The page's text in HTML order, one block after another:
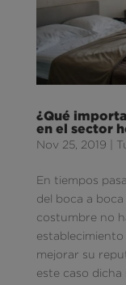
¿Qué
en el sector
Nov 25, 2019
En tiempos
del boca a
costumbre no
mejorar su
este caso dicha